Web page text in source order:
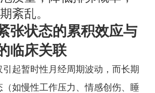
紊乱。
张状态的累积效应与
临床关联
起暂时性月经周期波动，而长期
如慢性工作压力、情感创伤、睡